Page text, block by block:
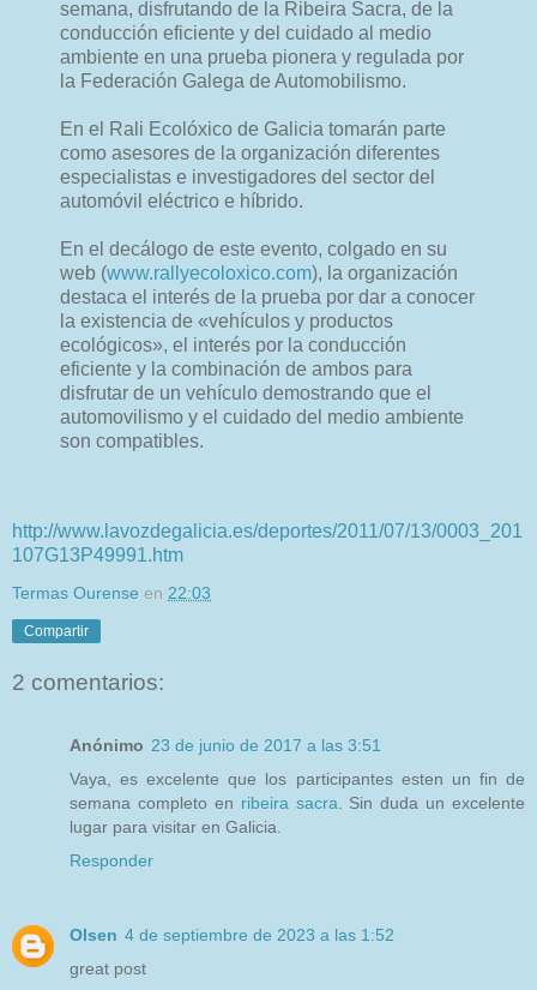
semana, disfrutando de la Ribeira Sacra, de la
conducción eficiente y del cuidado al medio
ambiente en una prueba pionera y regulada por
la Federación Galega de Automobilismo.
En el Rali Ecolóxico de Galicia tomarán parte
como asesores de la organización diferentes
especialistas e investigadores del sector del
automóvil eléctrico e híbrido.
En el decálogo de este evento, colgado en su
web (www.rallyecoloxico.com), la organización
destaca el interés de la prueba por dar a conocer
la existencia de «vehículos y productos
ecológicos», el interés por la conducción
eficiente y la combinación de ambos para
disfrutar de un vehículo demostrando que el
automovilismo y el cuidado del medio ambiente
son compatibles.
http://www.lavozdegalicia.es/deportes/2011/07/13/0003_201
107G13P49991.htm
Termas Ourense en 22:03
Compartir
2 comentarios:
Anónimo 23 de junio de 2017 a las 3:51
Vaya, es excelente que los participantes esten un fin de
semana completo en ribeira sacra . Sin duda un excelente
lugar para visitar en Galicia.
Responder
Olsen 4 de septiembre de 2023 a las 1:52
great post